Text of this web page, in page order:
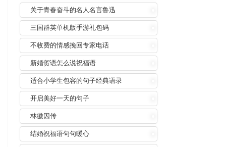
关于青春奋斗的名人名言鲁迅
三国群英单机版手游礼包码
不收费的情感挽回专家电话
新婚贺语怎么说祝福语
适合小学生包容的句子经典语录
开启美好一天的句子
林徽因传
结婚祝福语句句暖心